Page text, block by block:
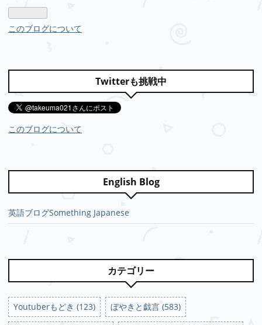
このブログについて
Twitterも挑戦中
このブログについて
English Blog
英語ブログSomething Japanese
カテゴリー
Youtuberもどき (123) ぼやきと戯言 (583)